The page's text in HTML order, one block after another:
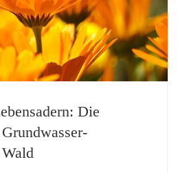
Die